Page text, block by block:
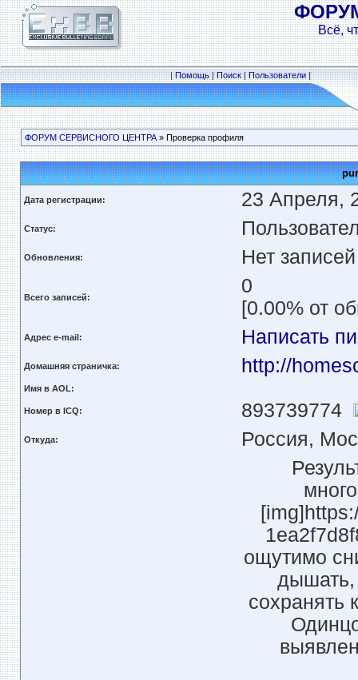
Всё,
|Помощь|Поиск|Пользователи|
ФОРУМ СЕРВИСНОГО ЦЕНТРА» Проверка профиля
Дата регистрации: 23 Апреля,
Статус:
Обновления: Нет записей
Всего записей:
0
[0.00% от
Адрес e-mail: Написать
Домашняя страничка: http://
Имя в AOL:
Номер в ICQ: 893739774
Откуда: Россия,
ощутимо
дышать,
сохранять